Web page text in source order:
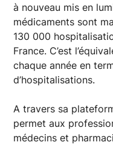
à nouveau mis en
médicaments sont
130 000
France. C’est
chaque année en
d’hospitalisations.
A travers sa
permet aux
médecins et